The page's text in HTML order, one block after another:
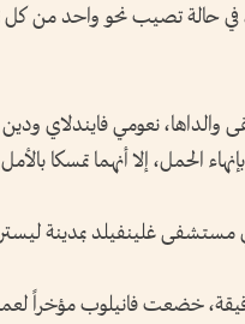
نسبة نجاة لا تتجاوز 10%، في حالة تصيب
والداها، نعومي فايندلاي ودين
الحمل، إلا أنهما تمسكا
مستشفى غلينفيلد بمدينة